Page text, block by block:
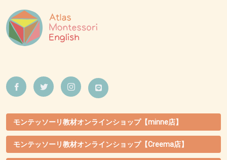
モンテッソーリ教材オンラインショップ【minne店】
モンテッソーリ教材オンラインショップ【Creema店】